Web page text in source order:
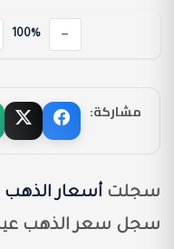
100%
مشاركة:
سجلت أسعار الذهب